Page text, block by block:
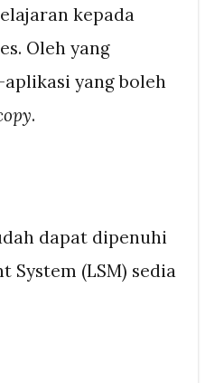
kepada
Oleh yang
yang boleh
.
dapat dipenuhi
System (LSM) sedia